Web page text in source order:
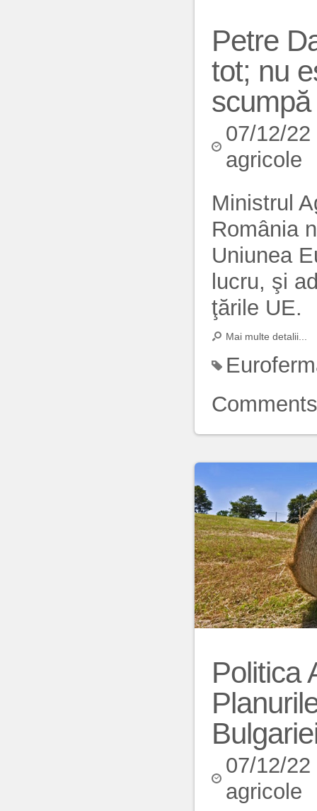
Petre
tot; nu
07/12/
agricole
Ministrul
România
Uniunea
lucru, şi
ţările UE.
Mai multe detalii...
Comments
Politica
07/12/
agricole